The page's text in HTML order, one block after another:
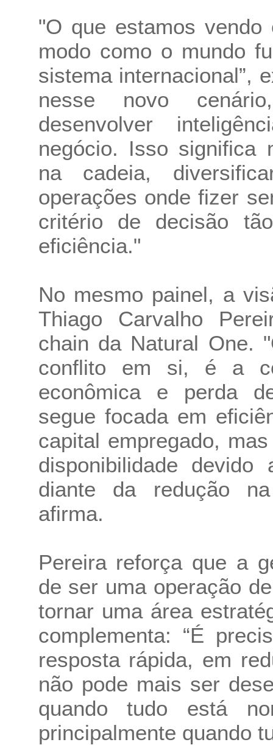
"O que estamos
modo como o mundo
sistema internacional”,
nesse novo
desenvolver
negócio. Isso significa
na cadeia,
operações onde fizer
critério de decisão
eficiência."
No mesmo painel, a
Thiago Carvalho
chain da Natural One.
conflito em si, é a
econômica e perda
segue focada em
capital empregado,
disponibilidade
diante da redução
afirma.
Pereira reforça que a
de ser uma operação
tornar uma área
complementa: “É
resposta rápida, em
não pode mais ser
quando tudo está
principalmente quando